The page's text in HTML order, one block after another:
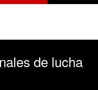
de lucha